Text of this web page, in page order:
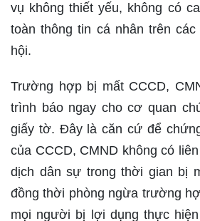
vụ không thiết yếu, không có
toàn thông tin cá nhân trên
hội.
Trường hợp bị mất CCCD,
trình báo ngay cho cơ quan
giấy tờ. Đây là căn cứ để
của CCCD, CMND không có
dịch dân sự trong thời gian bị
đồng thời phòng ngừa trường
mọi người bị lợi dụng thực